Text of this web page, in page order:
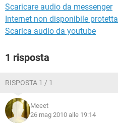
Scaricare audio da messenger
Internet non disponibile protetta
Scarica audio da youtube
1 risposta
RISPOSTA 1 / 1
Meeet
26 mag 2010 alle 19:14